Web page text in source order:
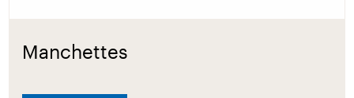
Manchettes